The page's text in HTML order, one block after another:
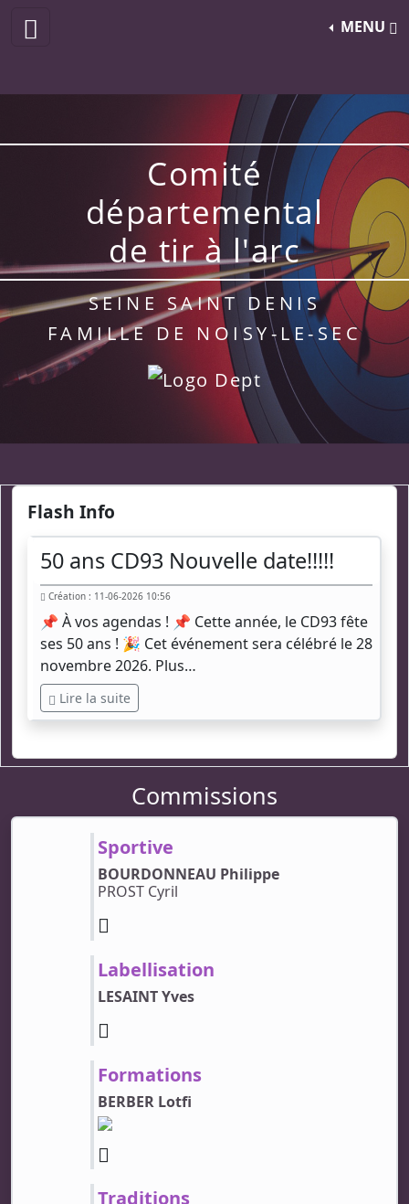
MENU
Comité
départemental
de tir à l'arc
SEINE SAINT DENIS
FAMILLE DE NOISY-LE-SEC
Flash Info
50 ans CD93 Nouvelle date!!!!!
Création : 11-06-2026 10:56
📌 À vos agendas ! 📌 Cette année, le CD93 fête
ses 50 ans ! 🎉 Cet événement sera célébré le 28
novembre 2026. Plus…
Lire la suite
Commissions
Sportive
BOURDONNEAU Philippe
PROST Cyril
Labellisation
LESAINT Yves
Formations
BERBER Lotfi
Traditions